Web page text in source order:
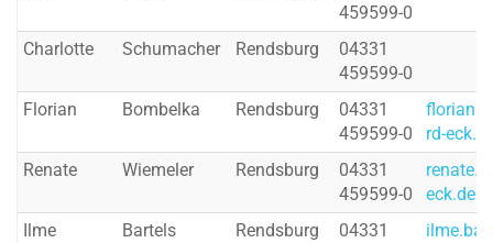
459599-0
Charlotte
Schumacher Rendsburg
04331
459599-0
Florian
Bombelka Rendsburg
04331
459599-0
rd-
Renate
Wiemeler Rendsburg
04331
459599-0
eck.de
Ilme
Bartels Rendsburg
04331